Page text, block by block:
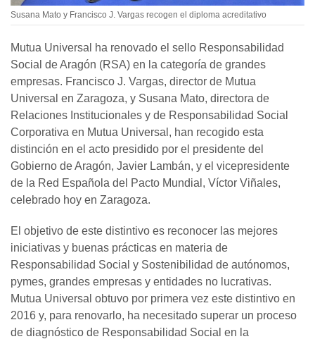
Susana Mato y Francisco J. Vargas recogen el diploma acreditativo
Mutua Universal ha renovado el sello Responsabilidad
Social de Aragón (RSA) en la categoría de grandes
empresas. Francisco J. Vargas, director de Mutua
Universal en Zaragoza, y Susana Mato, directora de
Relaciones Institucionales y de Responsabilidad Social
Corporativa en Mutua Universal, han recogido esta
distinción en el acto presidido por el presidente del
Gobierno de Aragón, Javier Lambán, y el vicepresidente
de la Red Española del Pacto Mundial, Víctor Viñales,
celebrado hoy en Zaragoza.
El objetivo de este distintivo es reconocer las mejores
iniciativas y buenas prácticas en materia de
Responsabilidad Social y Sostenibilidad de autónomos,
pymes, grandes empresas y entidades no lucrativas.
Mutua Universal obtuvo por primera vez este distintivo en
2016 y, para renovarlo, ha necesitado superar un proceso
de diagnóstico de Responsabilidad Social en la